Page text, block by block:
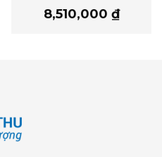
8,510,000 ₫